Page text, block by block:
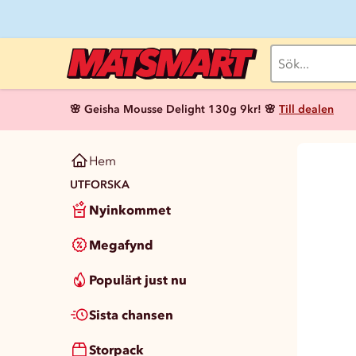
🌸 Geisha Mousse Delight 130g 9kr! 🌸 Till dealen
Hem
UTFORSKA
Nyinkommet
Megafynd
Populärt just nu
Sista chansen
Storpack